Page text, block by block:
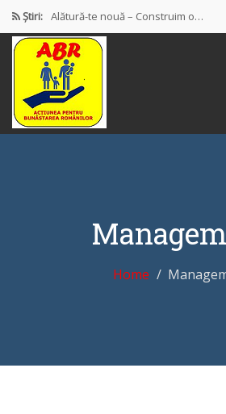
Știri: Alătură-te nouă – Construim o…
PROTEST OFICIAL PRIVIND MODUL
Discursul de la Blaj
Muncă și protecție socială. Salarii…
Home